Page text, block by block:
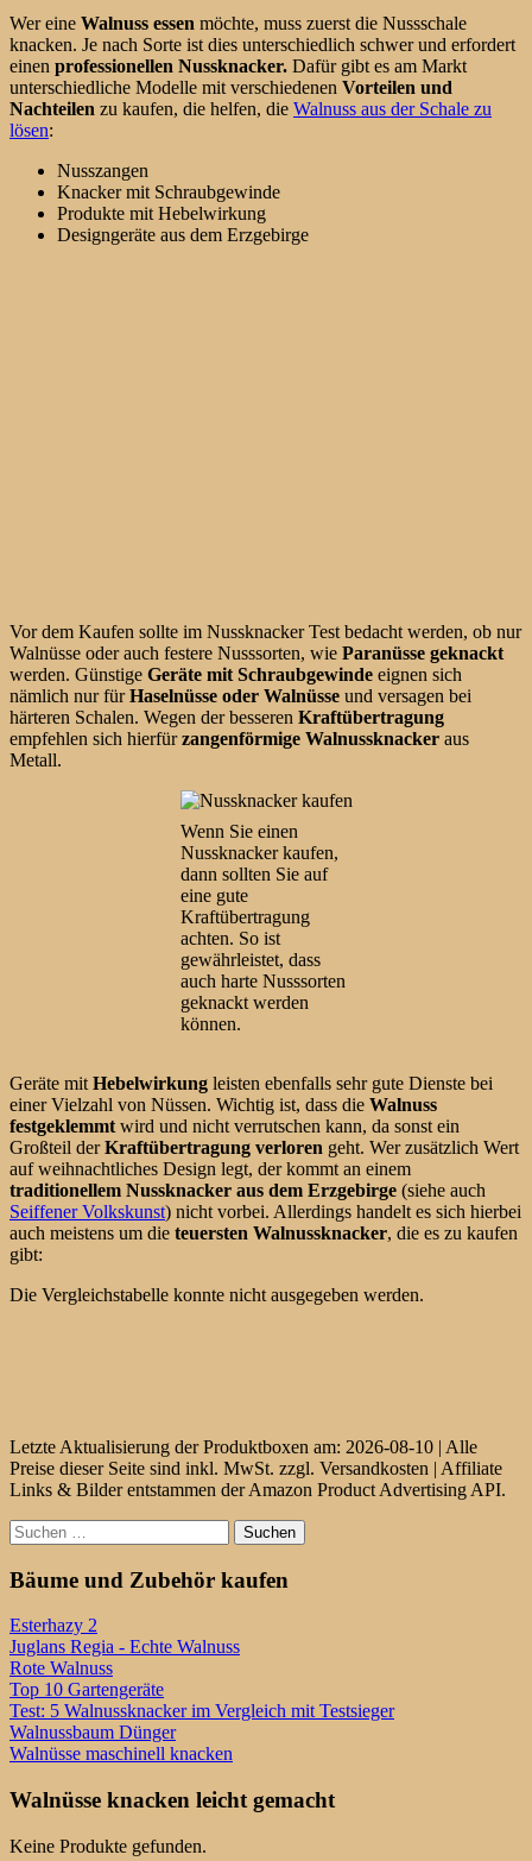
Wer eine Walnuss essen möchte, muss zuerst die Nussschale
knacken. Je nach Sorte ist dies unterschiedlich schwer und erfordert
einen professionellen Nussknacker. Dafür gibt es am Markt
unterschiedliche Modelle mit verschiedenen Vorteilen und
Nachteilen zu kaufen, die helfen, die Walnuss aus der Schale zu
lösen:
Nusszangen
Knacker mit Schraubgewinde
Produkte mit Hebelwirkung
Designgeräte aus dem Erzgebirge
Vor dem Kaufen sollte im Nussknacker Test bedacht werden, ob nur
Walnüsse oder auch festere Nusssorten, wie Paranüsse geknackt
werden. Günstige Geräte mit Schraubgewinde eignen sich
nämlich nur fürHaselnüsse oder Walnüsse und versagen bei
härteren Schalen. Wegen der besseren Kraftübertragung
empfehlen sich hierfürzangenförmige Walnussknacker aus
Metall.
Wenn Sie einen
Nussknacker kaufen,
dann sollten Sie auf
eine gute
Kraftübertragung
achten. So ist
gewährleistet, dass
auch harte Nusssorten
geknackt werden
können.
Geräte mit Hebelwirkung leisten ebenfalls sehr gute Dienste bei
einer Vielzahl von Nüssen. Wichtig ist, dass die Walnuss
festgeklemmt wird und nicht verrutschen kann, da sonst ein
Großteil derKraftübertragung verloren geht. Wer zusätzlich Wert
auf weihnachtliches Design legt, der kommt an einem
traditionellem Nussknacker aus dem Erzgebirge (siehe auch
Seiffener Volkskunst) nicht vorbei. Allerdings handelt es sich hierbei
auch meistens um die teuersten Walnussknacker, die es zu kaufen
gibt:
Die Vergleichstabelle konnte nicht ausgegeben werden.
Letzte Aktualisierung der Produktboxen am: 2026-08-10 | Alle
Preise dieser Seite sind inkl. MwSt. zzgl. Versandkosten | Affiliate
Links & Bilder entstammen der Amazon Product Advertising API.
Suchen
nach:
Bäume und Zubehör kaufen
Esterhazy 2
Juglans Regia - Echte Walnuss
Rote Walnuss
Top 10 Gartengeräte
Test: 5 Walnussknacker im Vergleich mit Testsieger
Walnussbaum Dünger
Walnüsse maschinell knacken
Walnüsse knacken leicht gemacht
Keine Produkte gefunden.